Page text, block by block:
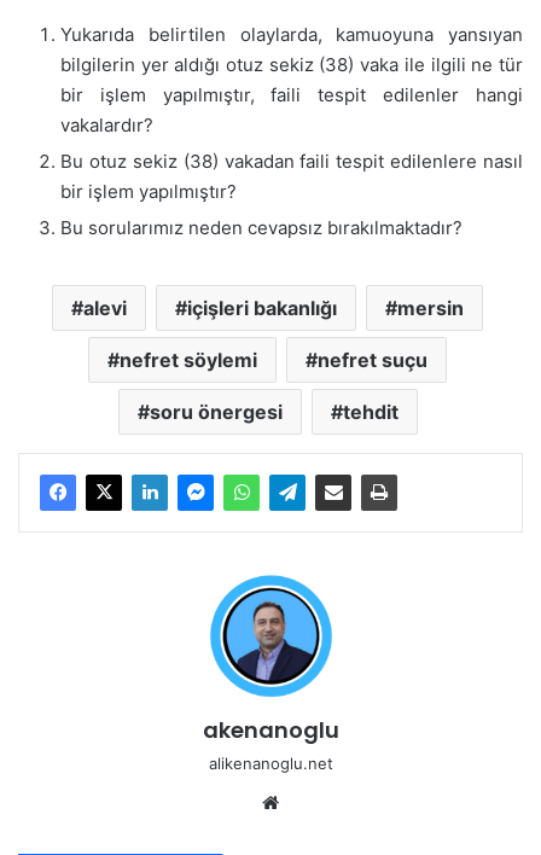
Yukarıda belirtilen olaylarda, kamuoyuna yansıyan
bilgilerin yer aldığı otuz sekiz (38) vaka ile ilgili ne tür
bir işlem yapılmıştır, faili tespit edilenler hangi
vakalardır?
Bu otuz sekiz (38) vakadan faili tespit edilenlere nasıl
bir işlem yapılmıştır?
Bu sorularımız neden cevapsız bırakılmaktadır?
alevi içişleri bakanlığı mersin
nefret söylemi nefret suçu
soru önergesi tehdit
akenanoglu
alikenanoglu.net